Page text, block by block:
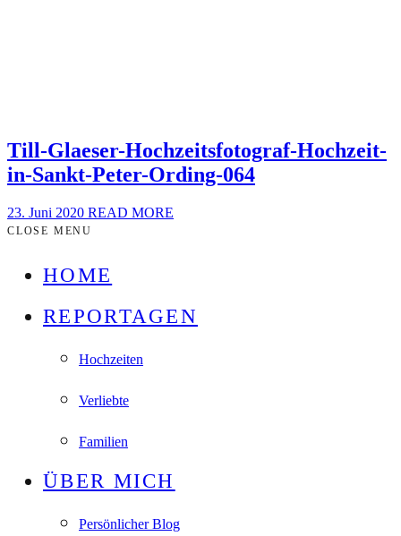
Till-Glaeser-Hochzeitsfotograf-Hochzeit-
in-Sankt-Peter-Ording-064
23. Juni 2020 READ MORE
CLOSE MENU
HOME
REPORTAGEN
Hochzeiten
Verliebte
Familien
ÜBER MICH
Persönlicher Blog